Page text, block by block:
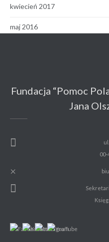
kwiecień 2017
maj 2016
Fundacja “Pomoc
Jana
00-